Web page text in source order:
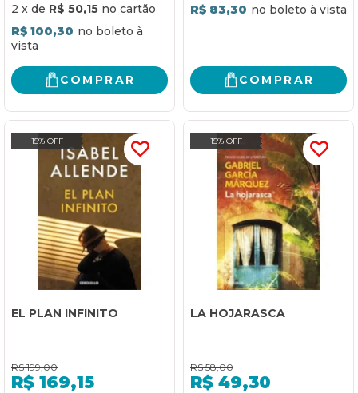
2 x de R$ 50,15
R$ 100,30
COMPRAR
R$ 83,30
COMPRAR
15% OFF
EL PLAN INFINITO
R$ 199,00
R$ 169,15
15% OFF
LA HOJARASCA
R$ 58,00
R$ 49,30